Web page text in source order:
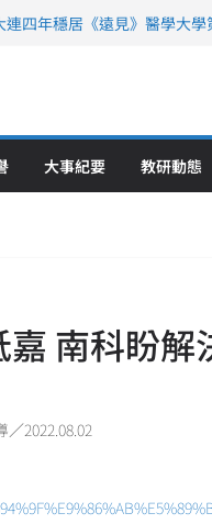
連四年穩居《遠見》醫學大
」
與長庚科大締結策略聯盟 培
大事紀要 教研動態
南科盼
2022.08.02